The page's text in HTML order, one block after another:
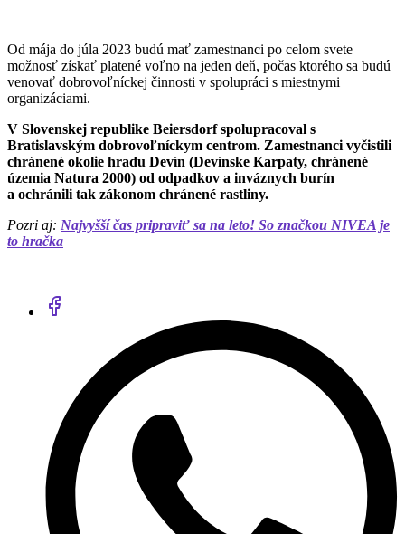
Od mája do júla 2023 budú mať zamestnanci po celom svete
možnosť získať platené voľno na jeden deň, počas ktorého sa budú
venovať dobrovoľníckej činnosti v spolupráci s miestnymi
organizáciami.
V Slovenskej republike Beiersdorf spolupracoval s
Bratislavským dobrovoľníckym centrom. Zamestnanci vyčistili
chránené okolie hradu Devín (Devínske Karpaty, chránené
územia Natura 2000) od odpadkov a inváznych burín
a ochránili tak zákonom chránené rastliny.
Pozri aj: Najvyšší čas pripraviť sa na leto! So značkou NIVEA je
to hračka